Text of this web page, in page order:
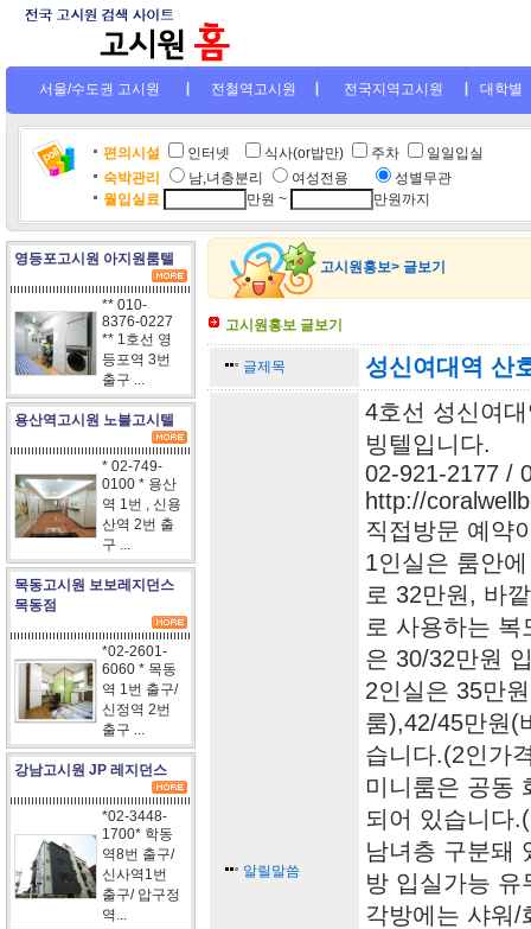
서울/수도권 고시원 전철역고시원 전국지역고시원 대학별
편의시설 인터넷 식사(or밥만) 주차
일일입실
숙박관리
남,녀층분리 여성전용
성별무관
월입실료
만원 ~ 만원까지
영등포고시원 아지원룸텔
** 010-
8376-0227
** 1호선 영
등포역 3번
출구 ...
용산역고시원 노블고시텔
* 02-749-
0100 * 용산
역 1번 , 신용
산역 2번 출
구 ...
목동고시원 보보레지던스
목동점
*02-2601-
6060 * 목동
역 1번 출구/
신정역 2번
출구 ...
강남고시원 JP 레지던스
*02-3448-
1700* 학동
역8번 출구/
신사역1번
출구/ 압구정
역...
고시원홍보> 글보기
고시원홍보 글보기
글제목 성신여대역 산
알릴말씀
4호선 성신여
빙텔입니다.
02-921-2177 /
http://
직접방문 예약
1인실은 룸안
로 32만원, 바
로 사용하는
은 30/32만원
2인실은 35만
룸),42/45만원(
습니다.(2인가
미니룸은 공동
되어 있습니다
남녀층 구분돼
방 입실가능
각방에는 샤워/